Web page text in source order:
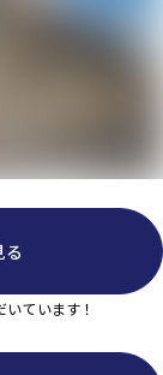
ています！